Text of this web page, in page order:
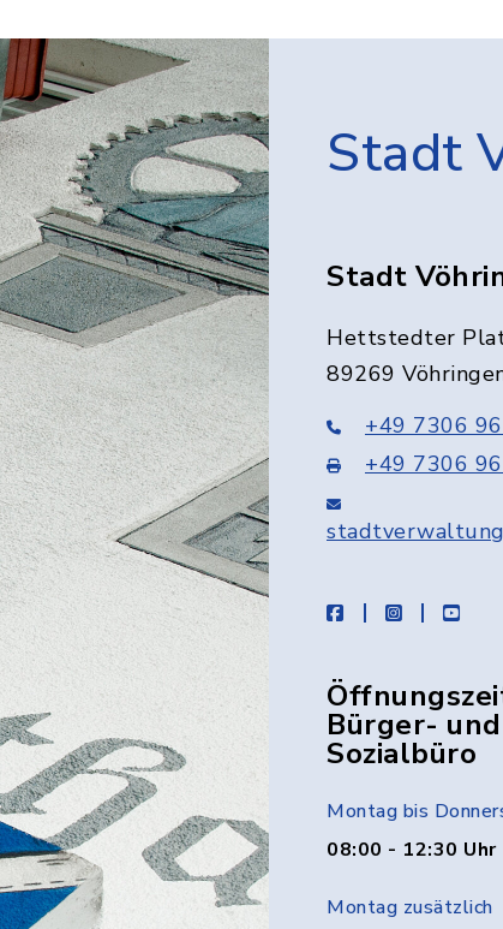
Stadt
Stadt
Hettstedter
89269
+49 7306
+49 7306
facebookinstagram
Bürger- und
Sozialbüro
Montag bis
08:00 - 12:30 Uhr
Montag zusätzlich